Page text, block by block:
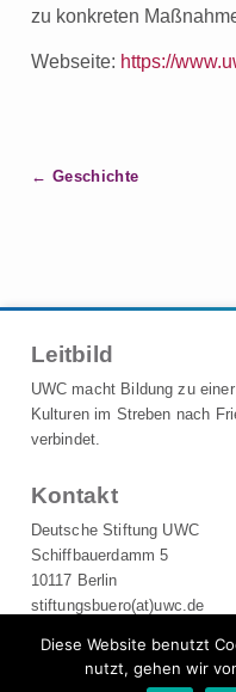
zu konkreten
Webseite: https://
B
s
n
a
i
g
a
Geschichte
Leitbild
UWC macht Bildung zu
Kulturen im Streben nach
verbindet.
Kontakt
Deutsche Stiftung UWC
Schiffbauerdamm 5
10117 Berlin
stiftungsbuero(at)uwc.de
UWC-Chat
Diese Website benutzt
nutzt, gehen wir